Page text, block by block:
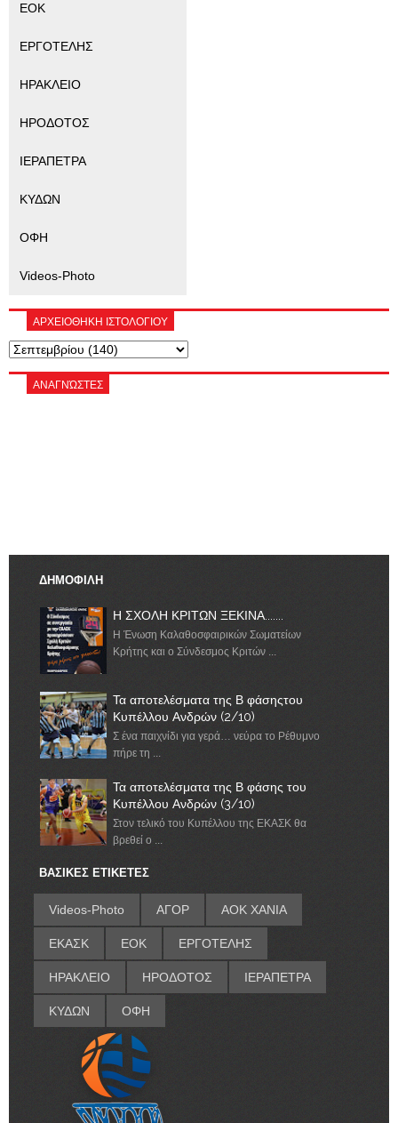
ΕΟΚ
ΕΡΓΟΤΕΛΗΣ
ΗΡΑΚΛΕΙΟ
ΗΡΟΔΟΤΟΣ
ΙΕΡΑΠΕΤΡΑ
ΚΥΔΩΝ
ΟΦΗ
Videos-Photo
ΑΡΧΕΙΟΘΗΚΗ ΙΣΤΟΛΟΓΙΟΥ
ΑΝΑΓΝΏΣΤΕΣ
ΔΗΜΟΦΙΛΗ
Η ΣΧΟΛΗ ΚΡΙΤΩΝ ΞΕΚΙΝΑ.......
Η Ένωση Καλαθοσφαιρικών Σωματείων
Κρήτης και ο Σύνδεσμος Κριτών ...
Τα αποτελέσματα της Β φάσηςτου
Κυπέλλου Ανδρών (2/10)
Σ ένα παιχνίδι για γερά… νεύρα το Ρέθυμνο
πήρε τη ...
Τα αποτελέσματα της Β φάσης του
Κυπέλλου Ανδρών (3/10)
Στον τελικό του Κυπέλλου της ΕΚΑΣΚ θα
βρεθεί ο ...
ΒΑΣΙΚΕΣ ΕΤΙΚΕΤΕΣ
Videos-Photo ΑΓΟΡ ΑΟΚ ΧΑΝΙΑ
ΕΚΑΣΚ ΕΟΚ ΕΡΓΟΤΕΛΗΣ
ΗΡΑΚΛΕΙΟ ΗΡΟΔΟΤΟΣ ΙΕΡΑΠΕΤΡΑ
ΚΥΔΩΝ ΟΦΗ